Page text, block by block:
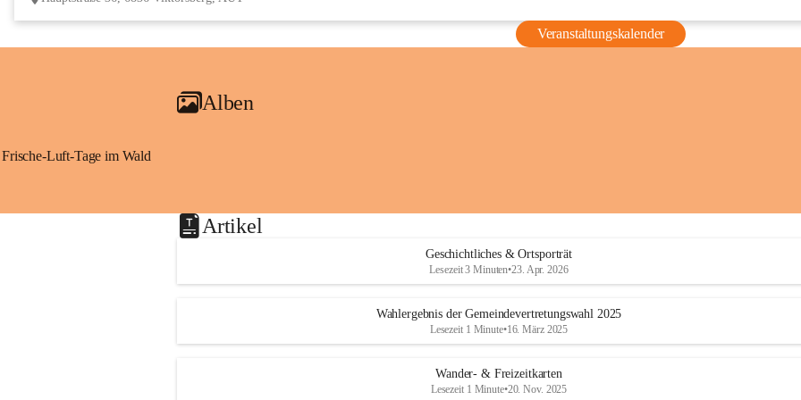
Veranstaltungskalender
Alben
Frische-Luft-Tage im Wald
Artikel
Geschichtliches & Ortsporträt
Lesezeit 3 Minuten•23. Apr. 2026
Wahlergebnis der Gemeindevertretungswahl 2025
Lesezeit 1 Minute•16. März 2025
Wander- & Freizeitkarten
Lesezeit 1 Minute•20. Nov. 2025